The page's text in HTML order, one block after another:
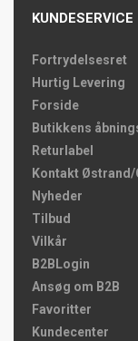
KUNDESERVICE
Fortrydelsesret
Hurtig Levering
Forside
Butikkens
Returlabel
Kontakt Østrand/
Nyheder
Tilbud
Vilkår
B2BLogin
Ansøg om B2B
Favoritter
Kundecenter